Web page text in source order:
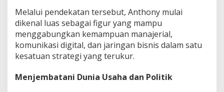
Melalui pendekatan tersebut, Anthony mulai
dikenal luas sebagai figur yang mampu
menggabungkan kemampuan manajerial,
komunikasi digital, dan jaringan bisnis dalam satu
kesatuan strategi yang terukur.
Menjembatani Dunia Usaha dan Politik